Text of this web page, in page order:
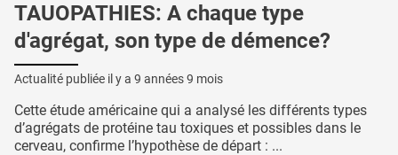
TAUOPATHIES: A chaque type
d'agrégat, son type de démence?
Actualité publiée il y a 9 années 9 mois
Cette étude américaine qui a analysé les différents types
d’agrégats de protéine tau toxiques et possibles dans le
cerveau, confirme l’hypothèse de départ : ...